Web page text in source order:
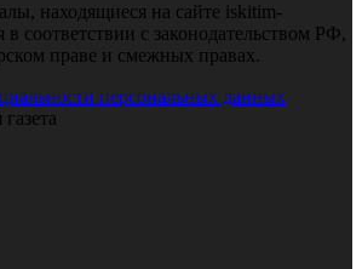
находящиеся на сайте iskitim-
в соответствии с законодательством РФ,
праве и смежных правах.
персональных данных